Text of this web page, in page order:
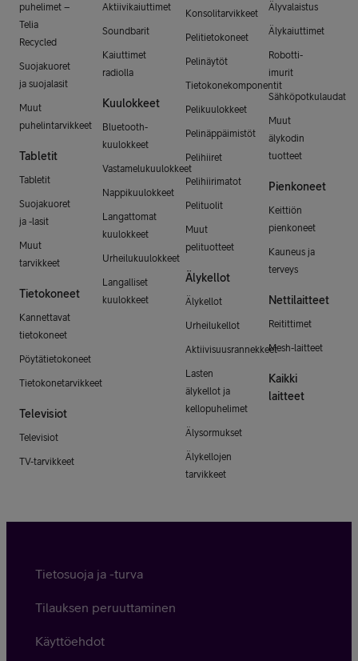
puhelimet –
Telia
Recycled
Suojakuoret
ja suojalasit
Muut
puhelintarvikkeet
Tabletit
Tabletit
Suojakuoret
ja -lasit
Muut
tarvikkeet
Tietokoneet
Kannettavat
tietokoneet
Pöytätietokoneet
Tietokonetarvikkeet
Televisiot
Televisiot
TV-tarvikkeet
Aktiivikaiuttimet
Soundbarit
Kaiuttimet
radiolla
Kuulokkeet
Bluetooth-
kuulokkeet
Vastamelukuulokkeet
Nappikuulokkeet
Langattomat
kuulokkeet
Urheilukuulokkeet
Langalliset
kuulokkeet
Konsolitarvikkeet
Pelitietokoneet
Pelinäytöt
Tietokonekomponentit
Pelikuulokkeet
Pelinäppäimistöt
Pelihiiret
Pelihiirimatot
Pelituolit
Muut
pelituotteet
Älykellot
Älykellot
Urheilukellot
Aktiivisuusrannekkeet
Lasten
älykellot ja
kellopuhelimet
Älysormukset
Älykellojen
tarvikkeet
Älyvalaistus
Älykaiuttimet
Robotti-
imurit
Sähköpotkulaudat
Muut
älykodin
tuotteet
Pienkoneet
Keittiön
pienkoneet
Kauneus ja
terveys
Nettilaitteet
Reitittimet
Mesh-laitteet
Kaikki
laitteet
Tietosuoja ja -turva
Tilauksen peruuttaminen
Käyttöehdot